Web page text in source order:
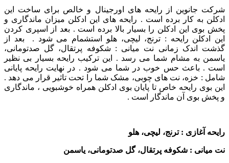
شرکت جانوین از رایحه های اورجینال و خالص برای ساخت این
ادکلن به کار برده است . رایحه های این ادکلن میزان ماندگاری و
پخش بوی این ادکلن را بسیار بالا برده است . بعد از اسپری کردن
این ادکلن رایحه : ترنج، لیچی، هلو استشمام می شود . بعد از
گذشت اندک زمانی نت میانی : شکوفه پرتقال، گل صدتومانی،
یاسمن به مشام شما می رسد . این ترکیب رایحه بسیار بی نظیر
است . باعث حس خوب در شما می شود . در نهایت رایحه پایانی
شامل : خزه، نت های چوبی، مشک شما را تحت تاثیر قرار می دهد .
این بوی رایحه خاص تا پایان بوی ادکلن همراه خوشبویی ، ماندگاری
و پخش بوی آن ماندگار است .
رایحه آغازی : ترنج، لیچی، هلو
نت میانی : شکوفه پرتقال، گل صدتومانی، یاسمن